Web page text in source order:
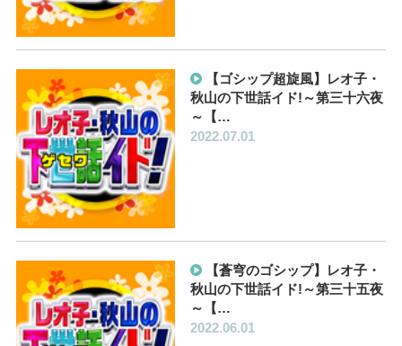
【ゴシップ超旋風】レオ子・
秋山の下世話イド!～第三十六夜
～【…
2022.07.01
【蒼穹のゴシップ】レオ子・
秋山の下世話イド!～第三十五夜
～【…
2022.06.01